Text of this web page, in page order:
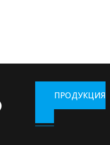
ПРОДУКЦИЯ